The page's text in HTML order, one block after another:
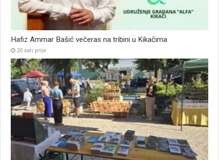
Hafiz Ammar Bašić večeras na tribini u Kikačima
20 sati prije